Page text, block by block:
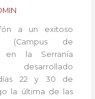
a un exitoso
(Campus de
en la Serranía
desarrollado
22 y 30 de
la última de las